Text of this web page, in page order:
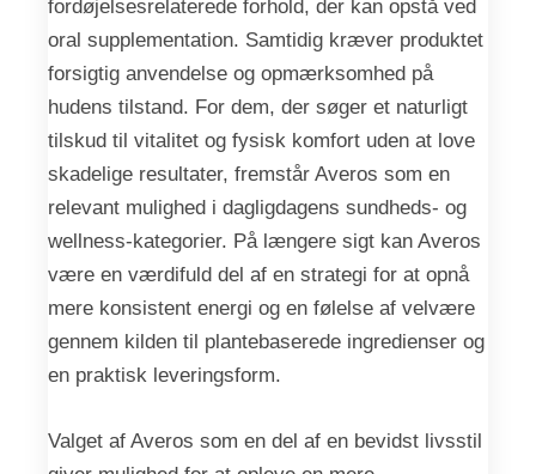
fordøjelsesrelaterede forhold, der kan opstå ved
oral supplementation. Samtidig kræver produktet
forsigtig anvendelse og opmærksomhed på
hudens tilstand. For dem, der søger et naturligt
tilskud til vitalitet og fysisk komfort uden at love
skadelige resultater, fremstår Averos som en
relevant mulighed i dagligdagens sundheds- og
wellness-kategorier. På længere sigt kan Averos
være en værdifuld del af en strategi for at opnå
mere konsistent energi og en følelse af velvære
gennem kilden til plantebaserede ingredienser og
en praktisk leveringsform.
Valget af Averos som en del af en bevidst livsstil